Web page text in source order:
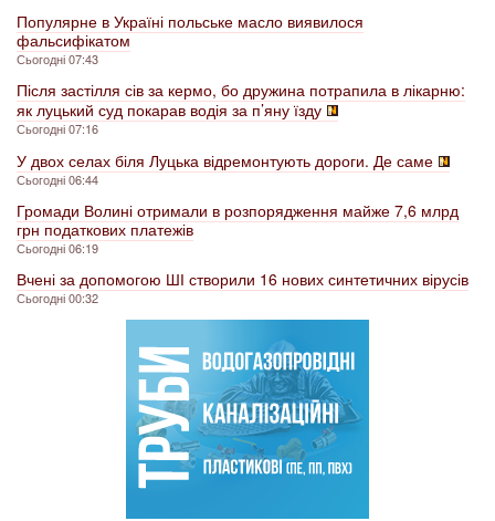
Популярне в Україні польське масло виявилося
фальсифікатом
Сьогодні 07:43
Після застілля сів за кермо, бо дружина потрапила в лікарню:
як луцький суд покарав водія за п’яну їзду
Сьогодні 07:16
У двох селах біля Луцька відремонтують дороги. Де саме
Сьогодні 06:44
Громади Волині отримали в розпорядження майже 7,6 млрд
грн податкових платежів
Сьогодні 06:19
Вчені за допомогою ШІ створили 16 нових синтетичних вірусів
Сьогодні 00:32